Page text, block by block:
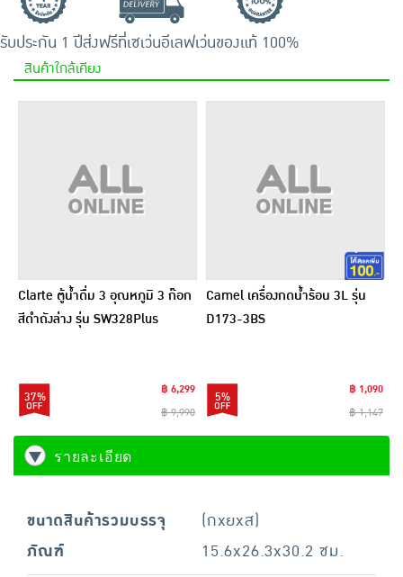
รับประกัน 1 ปีส่งฟรีที่เซเว่นอีเลฟเว่นของแท้ 100%
สินค้าใกล้เคียง
Clarte ตู้น้ำดื่ม 3 อุณหภูมิ 3 ก๊อก
สีดำถังล่าง รุ่น SW328Plus
37%
฿ 6,299
฿ 9,990
Camel เครื่องกดน้ำร้อน 3L รุ่น
D173-3BS
5%
฿ 1,090
฿ 1,147
รายละเอียด
ขนาดสินค้ารวมบรรจุ
ภัณฑ์
(กxยxส)
15.6x26.3x30.2 ซม.